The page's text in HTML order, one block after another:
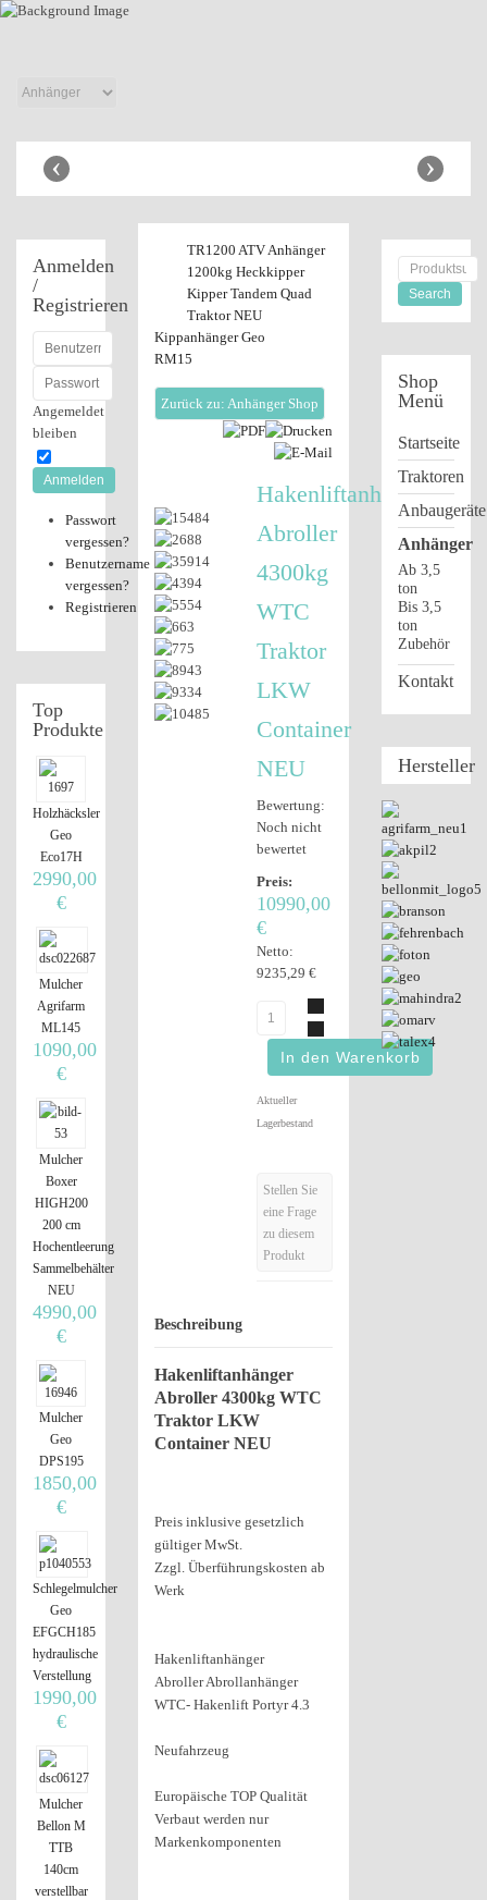
Shop
›
‹
TR1200 ATV Anhänger
1200kg Heckkipper
Kipper Tandem Quad
Traktor NEU
Kippanhänger Geo
RM15
Zurück zu: Anhänger Shop
Hakenliftanhänger
Abroller
4300kg
WTC
Traktor
LKW
Container
NEU
Bewertung:
Noch nicht
bewertet
Preis:
10990,00
€
Netto:
9235,29 €
Aktueller
Lagerbestand
Stellen Sie
eine Frage
zu diesem
Produkt
Beschreibung
Hakenliftanhänger
Abroller 4300kg WTC
Traktor LKW
Container NEU
Preis inklusive gesetzlich
gültiger MwSt.
Zzgl. Überführungskosten ab
Werk
Hakenliftanhänger
Abroller Abrollanhänger
WTC- Hakenlift Portyr 4.3
Neufahrzeug
Europäische TOP Qualität
Verbaut werden nur
Markenkomponenten
Anmelden
/
Registrieren
Angemeldet
bleiben
Anmelden
Passwort
vergessen?
Benutzername
vergessen?
Registrieren
Top
Produkte
Holzhäcksler
Geo
Eco17H
2990,00
€
Mulcher
Agrifarm
ML145
1090,00
€
Mulcher
Boxer
HIGH200
200 cm
Hochentleerung
Sammelbehälter
NEU
4990,00
€
Mulcher
Geo
DPS195
1850,00
€
Schlegelmulcher
Geo
EFGCH185
hydraulische
Verstellung
1990,00
€
Mulcher
Bellon M
TTB
140cm
verstellbar
Shop
Menü
Startseite
Traktoren
Anbaugeräte
Anhänger
Ab 3,5
ton
Bis 3,5
ton
Zubehör
Kontakt
Hersteller